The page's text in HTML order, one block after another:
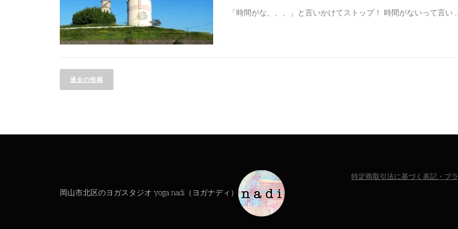
「時間がな、、、」と言いかけてストップ！ 時間がないって言い
投
稿
ョ
過去の投稿
岡山市北区のヨガスタジオ yoga nadi（ヨガナディ）
特定商取引法に基づく表記・プ